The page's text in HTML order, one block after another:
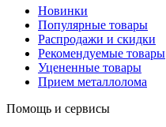
Новинки
Популярные товары
Распродажи и скидки
Рекомендуемые товары
Уцененные товары
Прием металлолома
Помощь и сервисы